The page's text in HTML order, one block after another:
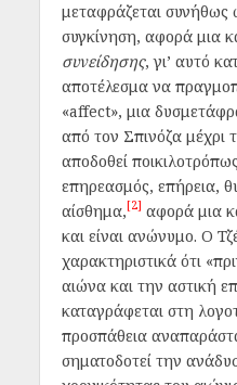
μεταφράζεται
συγκίνηση, αφορά μια
συνείδησης, γι’ αυτό
αποτέλεσμα να
«affect», μια
από τον Σπινόζα μέχρι
αποδοθεί
επηρεασμός, επήρεια,
αίσθημα,[2] αφορά μια
και είναι ανώνυμο. Ο
χαρακτηριστικά ότι
αιώνα και την αστική
καταγράφεται στη
προσπάθεια
σηματοδοτεί την